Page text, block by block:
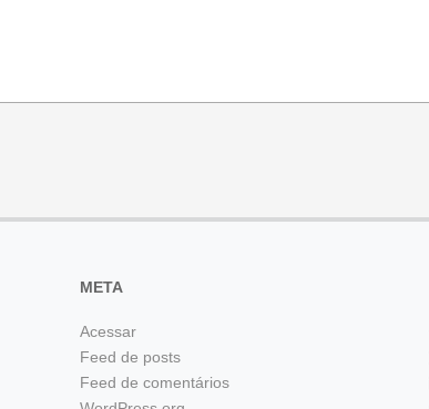
META
Acessar
Feed de posts
Feed de comentários